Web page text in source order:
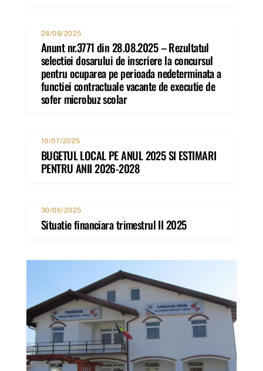
28/08/2025
Anunt nr.3771 din 28.08.2025 – Rezultatul
selectiei dosarului de inscriere la concursul
pentru ocuparea pe perioada nedeterminata a
functiei contractuale vacante de executie de
sofer microbuz scolar
10/07/2025
BUGETUL LOCAL PE ANUL 2025 SI ESTIMARI
PENTRU ANII 2026-2028
30/06/2025
Situatie financiara trimestrul II 2025